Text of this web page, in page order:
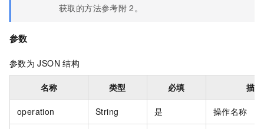
获取的方法参考附 2。
参数
参数为 JSON 结构
名称 类型 必填 描述
operation String 是 操作名称